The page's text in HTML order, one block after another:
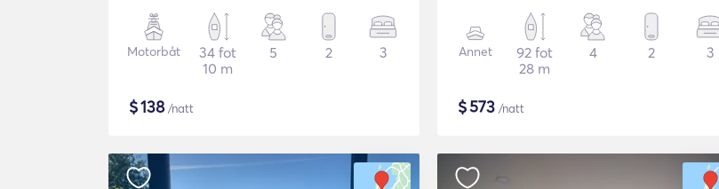
Motorbåt
34 fot
10 m
5 2 3
$138/natt
Annet
92 fot
28 m
4 2 3
$573 /natt